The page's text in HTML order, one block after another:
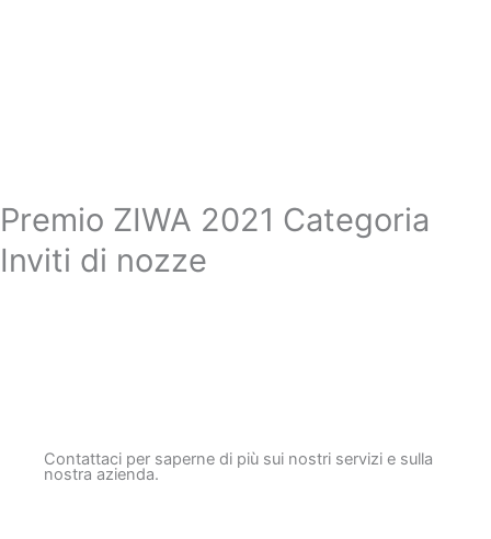
Premio ZIWA 2021 Categoria
Inviti di nozze
Contattaci per saperne di più sui nostri servizi e sulla
nostra azienda.